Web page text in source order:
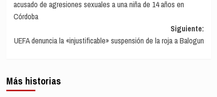
entradas
acusado de agresiones sexuales a una niña de 14 años en
Córdoba
Siguiente:
UEFA denuncia la «injustificable» suspensión de la roja a Balogun
Más historias